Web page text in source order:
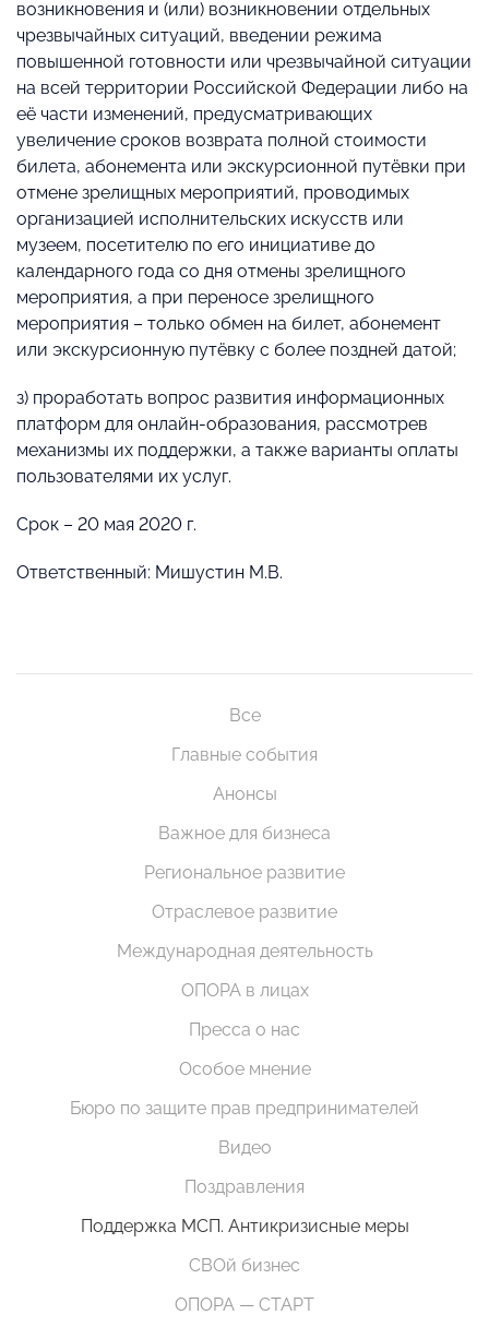
возникновения и (или) возникновении отдельных
чрезвычайных ситуаций, введении режима
повышенной готовности или чрезвычайной ситуации
на всей территории Российской Федерации либо на
её части изменений, предусматривающих
увеличение сроков возврата полной стоимости
билета, абонемента или экскурсионной путёвки при
отмене зрелищных мероприятий, проводимых
организацией исполнительских искусств или
музеем, посетителю по его инициативе до
календарного года со дня отмены зрелищного
мероприятия, а при переносе зрелищного
мероприятия – только обмен на билет, абонемент
или экскурсионную путёвку с более поздней датой;
з) проработать вопрос развития информационных
платформ для онлайн-образования, рассмотрев
механизмы их поддержки, а также варианты оплаты
пользователями их услуг.
Срок – 20 мая 2020 г.
Ответственный: Мишустин М.В.
Все
Главные события
Анонсы
Важное для бизнеса
Региональное развитие
Отраслевое развитие
Международная деятельность
ОПОРА в лицах
Пресса о нас
Особое мнение
Бюро по защите прав предпринимателей
Видео
Поздравления
Поддержка МСП. Антикризисные меры
СВОй бизнес
ОПОРА — СТАРТ